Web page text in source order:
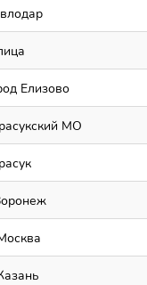
Елизово
МО